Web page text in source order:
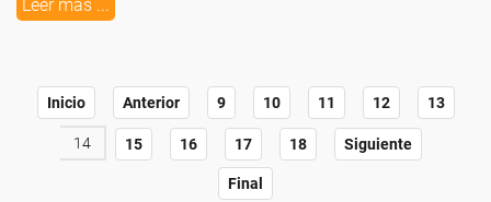
Leer más ...
Inicio Anterior 9 10 11 12 13
14 15 16 17 18 Siguiente
Final